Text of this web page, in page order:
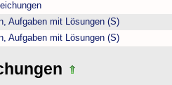
Aufgaben mit Lösungen (S)
Aufgaben mit Lösungen (S)